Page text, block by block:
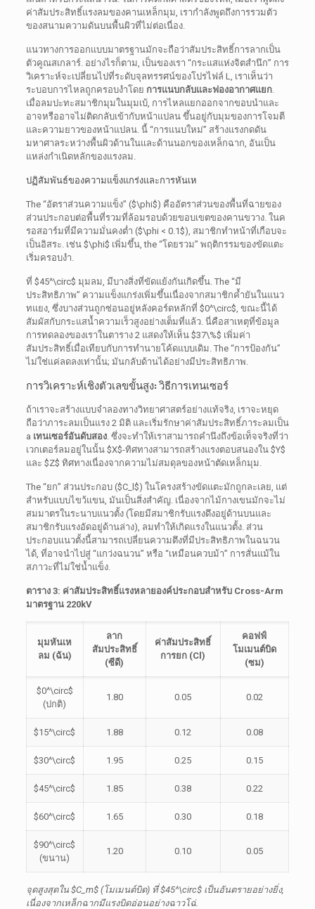
ค่าสัมประสิทธิ์แรงลมของคานเหล็กมุม, เรากำลังพูดถึงการรวมตัว
ของสนามความดันบนพื้นผิวที่ไม่ต่อเนื่อง.
แนวทางการออกแบบมาตรฐานมักจะถือว่าสัมประสิทธิ์การลากเป็น
ตัวคูณสเกลาร์. อย่างไรก็ตาม, เป็นของเรา “กระแสแห่งจิตสำนึก” การ
วิเคราะห์จะเปลี่ยนไปที่ระดับจุลทรรศน์ของโปรไฟล์ L, เราเห็นว่า
ระบอบการไหลถูกครอบงำโดย การแนบกลับและฟองอากาศแยก.
เมื่อลมปะทะสมาชิกมุมในมุมเบ้, การไหลแยกออกจากขอบนำและ
อาจหรืออาจไม่ติดกลับเข้ากับหน้าแปลน ขึ้นอยู่กับมุมของการโจมตี
และความยาวของหน้าแปลน. นี้ “การแนบใหม่” สร้างแรงกดดัน
มหาศาลระหว่างพื้นผิวด้านในและด้านนอกของเหล็กฉาก, อันเป็น
แหล่งกำเนิดหลักของแรงลม.
ปฏิสัมพันธ์ของความแข็งแกร่งและการหันเห
The“อัตราส่วนความแข็ง” ($\phi$) คืออัตราส่วนของพื้นที่ฉายของ
ส่วนประกอบต่อพื้นที่รวมที่ล้อมรอบด้วยขอบเขตของคานขวาง. ในค
รอสอาร์มที่มีความมั่นคงต่ำ ($\phi < 0.1$), สมาชิกทำหน้าที่เกือบจะ
เป็นอิสระ. เช่น $\phi$ เพิ่มขึ้น,the“โดยรวม” พฤติกรรมของขัดแตะ
เริ่มครอบงำ.
ที่ $45^\circ$ มุมลม, มีบางสิ่งที่ขัดแย้งกันเกิดขึ้น. The“มี
ประสิทธิภาพ” ความแข็งแกร่งเพิ่มขึ้นเนื่องจากสมาชิกค้ำยันในแนว
ทแยง, ซึ่งบางส่วนถูกซ่อนอยู่หลังคอร์ดหลักที่ $0^\circ$, ขณะนี้ได้
สัมผัสกับกระแสน้ำความเร็วสูงอย่างเต็มที่แล้ว. นี่คือสาเหตุที่ข้อมูล
การทดลองของเราในตาราง 2 แสดงให้เห็น $37\%$ เพิ่มค่า
สัมประสิทธิ์เมื่อเทียบกับการทำนายโค้ดแบบเดิม. The“การป้องกัน”
ไม่ใช่แค่ลดลงเท่านั้น; มันกลับด้านได้อย่างมีประสิทธิภาพ.
การวิเคราะห์เชิงตัวเลขขั้นสูง: วิธีการเทนเซอร์
ถ้าเราจะสร้างแบบจำลองทางวิทยาศาสตร์อย่างแท้จริง, เราจะหยุด
ถือว่าภาระลมเป็นแรง 2 มิติ และเริ่มรักษาค่าสัมประสิทธิ์ภาระลมเป็น
a เทนเซอร์อันดับสอง. ซึ่งจะทำให้เราสามารถคำนึงถึงข้อเท็จจริงที่ว่า
เวกเตอร์ลมอยู่ในนั้น $X$-ทิศทางสามารถสร้างแรงตอบสนองใน $Y$
และ $Z$ ทิศทางเนื่องจากความไม่สมดุลของหน้าตัดเหล็กมุม.
The“ยก” ส่วนประกอบ ($C_l$) ในโครงสร้างขัดแตะมักถูกละเลย, แต่
สำหรับแบบไขว้แขน, มันเป็นสิ่งสำคัญ. เนื่องจากไม้กางเขนมักจะไม่
สมมาตรในระนาบแนวตั้ง (โดยมีสมาชิกรับแรงดึงอยู่ด้านบนและ
สมาชิกรับแรงอัดอยู่ด้านล่าง), ลมทำให้เกิดแรงในแนวตั้ง. ส่วน
ประกอบแนวตั้งนี้สามารถเปลี่ยนความตึงที่มีประสิทธิภาพในฉนวน
ได้, ที่อาจนำไปสู่ “แกว่งฉนวน” หรือ “เหมือนควบม้า” การสั่นแม้ใน
สภาวะที่ไม่ใช่น้ำแข็ง.
ตาราง 3: ค่าสัมประสิทธิ์แรงหลายองค์ประกอบสำหรับ Cross-Arm
มาตรฐาน 220kV
มุมหันเห
ลม (ฉัน)
ลาก
สัมประสิทธิ์
(ซีดี)
ค่าสัมประสิทธิ์
การยก (Cl)
คอฟฟ์
โมเมนต์บิด
(ซม)
$0^\circ$
(ปกติ)
1.80 0.05 0.02
$15^\circ$ 1.88 0.12 0.08
$30^\circ$ 1.95 0.25 0.15
$45^\circ$ 1.85 0.38 0.22
$60^\circ$ 1.65 0.30 0.18
$90^\circ$
(ขนาน)
1.20 0.10 0.05
จุดสูงสุดใน $C_m$(โมเมนต์บิด) ที่$45^\circ$เป็นอันตรายอย่างยิ่ง,
เนื่องจากเหล็กฉากมีแรงบิดอ่อนอย่างฉาวโฉ่.